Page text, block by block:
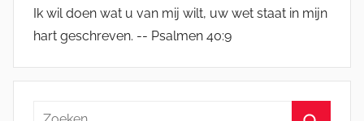
Ik wil doen wat u van mij wilt, uw wet staat in mijn
hart geschreven. -- Psalmen 40:9
Zoeken